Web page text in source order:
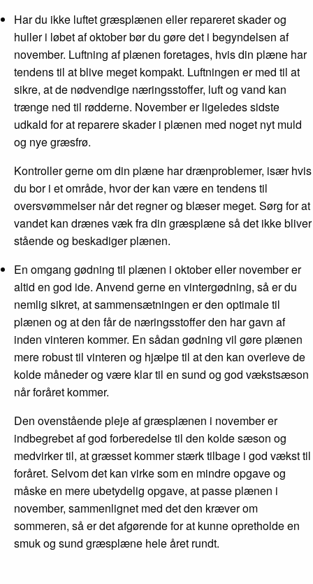
Har du ikke luftet græsplænen eller repareret skader og
huller i løbet af oktober bør du gøre det i begyndelsen af
november. Luftning af plænen foretages, hvis din plæne har
tendens til at blive meget kompakt. Luftningen er med til at
sikre, at de nødvendige næringsstoffer, luft og vand kan
trænge ned til rødderne. November er ligeledes sidste
udkald for at reparere skader i plænen med noget nyt muld
og nye græsfrø.
Kontroller gerne om din plæne har drænproblemer, især hvis
du bor i et område, hvor der kan være en tendens til
oversvømmelser når det regner og blæser meget. Sørg for at
vandet kan drænes væk fra din græsplæne så det ikke bliver
stående og beskadiger plænen.
En omgang gødning til plænen i oktober eller november er
altid en god ide. Anvend gerne en vintergødning, så er du
nemlig sikret, at sammensætningen er den optimale til
plænen og at den får de næringsstoffer den har gavn af
inden vinteren kommer. En sådan gødning vil gøre plænen
mere robust til vinteren og hjælpe til at den kan overleve de
kolde måneder og være klar til en sund og god vækstsæson
når foråret kommer.
Den ovenstående pleje af græsplænen i november er
indbegrebet af god forberedelse til den kolde sæson og
medvirker til, at græsset kommer stærk tilbage i god vækst til
foråret. Selvom det kan virke som en mindre opgave og
måske en mere ubetydelig opgave, at passe plænen i
november, sammenlignet med det den kræver om
sommeren, så er det afgørende for at kunne opretholde en
smuk og sund græsplæne hele året rundt.